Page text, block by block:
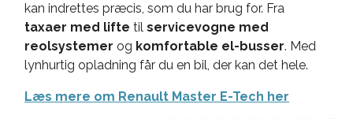
kan indrettes præcis, som du har brug for. Fra
taxaer med lifte til servicevogne med
reolsystemer og komfortable el-busser. Med
lynhurtig opladning får du en bil, der kan det hele.
Læs mere om Renault Master E-Tech her